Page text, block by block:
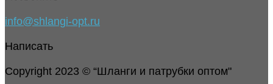
info@shlangi-opt.ru
Написать
Copyright 2023 © “Шланги и патрубки оптом"